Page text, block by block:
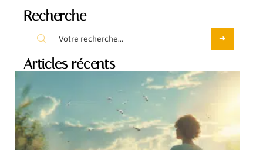
Recherche
Articles récents